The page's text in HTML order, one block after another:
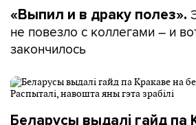
«Выпил и в драку полез».
не повезло с коллегами – и
закончилось
Беларусы выдалі гайд па